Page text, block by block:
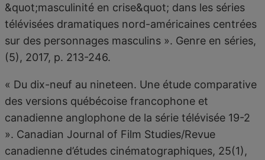
&quot;masculinité en crise&quot; dans les séries
télévisées dramatiques nord-américaines centrées
sur des personnages masculins ». Genre en séries,
(5), 2017, p. 213-246.
« Du dix-neuf au nineteen. Une étude comparative
des versions québécoise francophone et
canadienne anglophone de la série télévisée 19-2
». Canadian Journal of Film Studies/Revue
canadienne d’études cinématographiques, 25(1),